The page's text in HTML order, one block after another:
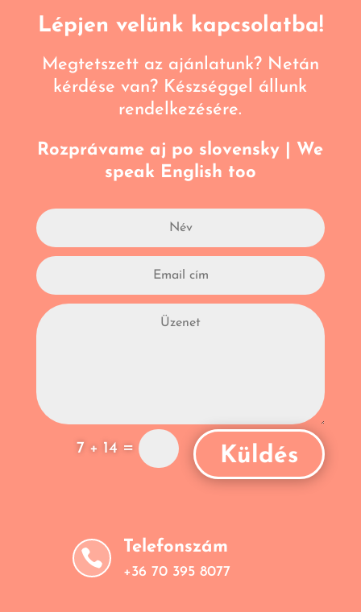
Lépjen velünk kapcsolatba!
Megtetszett az ajánlatunk? Netán
kérdése van? Készséggel állunk
rendelkezésére.
Rozprávame aj po slovensky | We
speak English too
7 + 14 = Küldés
 Telefonszám
+36 70 395 8077